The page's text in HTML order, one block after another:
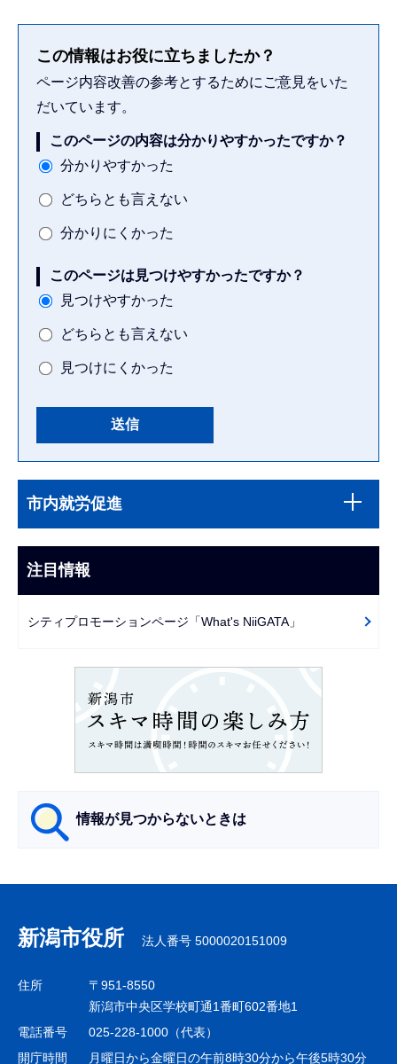
この情報はお役に立ちましたか？
ページ内容改善の参考とするためにご意見をいた
だいています。
このページの内容は分かりやすかったですか？
分かりやすかった
どちらとも言えない
分かりにくかった
このページは見つけやすかったですか？
見つけやすかった
どちらとも言えない
見つけにくかった
文
こ
ま
で
ビ
ゲ
ー
市内就労促進
注目情報
シティプロモーションページ「What's NiiGATA」
情報が見つからないときは
ナ
ビ
ゲ
シ
ョ
新潟市役所 法人番号 5000020151009
住所
〒951-8550
新潟市中央区学校町通1番町602番地1
電話番号
025-228-1000（代表）
開庁時間
月曜日から金曜日の午前8時30分から午後5時30分